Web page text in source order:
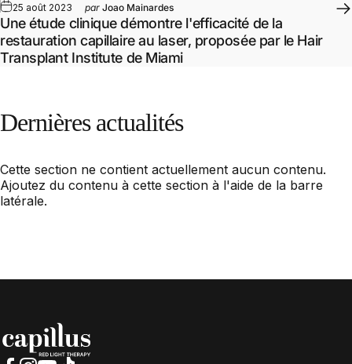
25 août 2023 par Joao Mainardes
Une étude clinique démontre l'efficacité de la
restauration capillaire au laser, proposée par le Hair
Transplant Institute de Miami
Dernières actualités
Cette section ne contient actuellement aucun contenu.
Ajoutez du contenu à cette section à l'aide de la barre
latérale.
Capillus